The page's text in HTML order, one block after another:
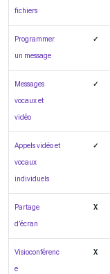
fichiers
Programmer
un message
✓
Messages
vocaux et
vidéo
✓
Appels vidéo et
vocaux
individuels
✓
Partage
d’écran
X
Visioconférenc
e
X